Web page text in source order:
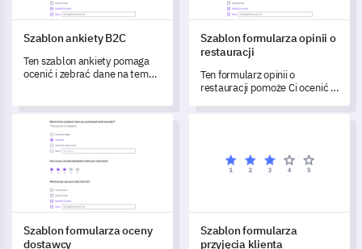
Szablon ankiety B2C
Ten szablon ankiety pomaga
ocenić i zebrać dane na temat
Szablon formularza opinii o
restauracji
Ten formularz opinii o
restauracji pomoże Ci ocenić i
kulinarne Twoich klientów.
Szablon formularza oceny dostawcy
Szablon formularza oceny
dostawcy
Szablon formularza
przyjęcia klienta